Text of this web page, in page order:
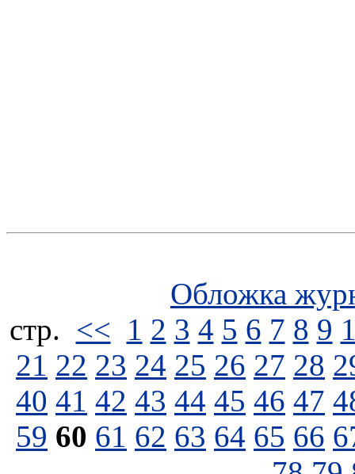
Обложка
стp. << 1 2 3 4 5 6 7 8 9
21 22 23 24 25 26 27 28
40 41 42 43 44 45 46 47
59 60 61 62 63 64 65 66